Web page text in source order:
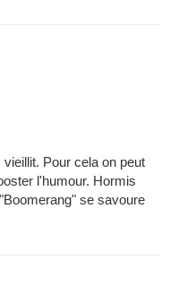
Pour cela on peut
l'humour. Hormis
se savoure